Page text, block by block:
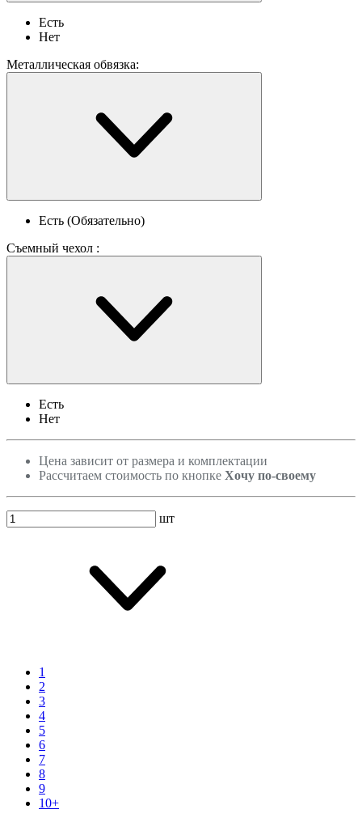
Есть
Нет
Металлическая обвязка:
Есть (Обязательно)
Съемный чехол :
Есть
Нет
Цена зависит от размера и комплектации
Рассчитаем стоимость по кнопке Хочу по-своему
шт
1
2
3
4
5
6
7
8
9
10+